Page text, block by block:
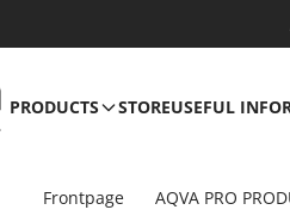
PRODUCTS STOREUSEFUL
Frontpage AQVA PRO